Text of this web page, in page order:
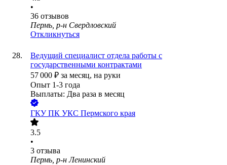
•
36 отзывов
Пермь, р-н Свердловский
Откликнуться
Ведущий специалист отдела работы с
государственными контрактами
57 000 ₽ за месяц, на руки
Опыт 1-3 года
Выплаты: Два раза в месяц
ГКУ ПК УКС Пермского края
3.5
•
3 отзыва
Пермь, р-н Ленинский